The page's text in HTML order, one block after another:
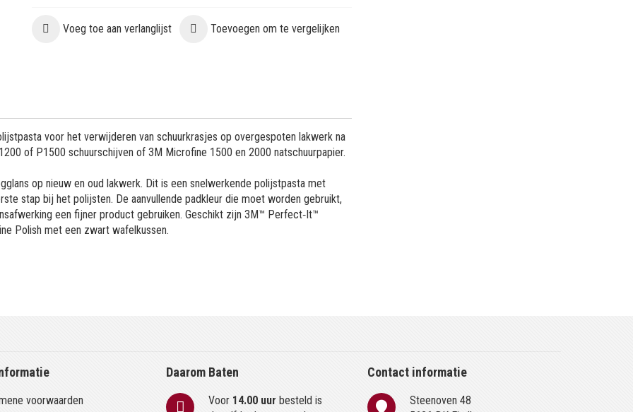
Voeg toe aan verlanglijst Toevoegen om te vergelijken
voor het verwijderen van schuurkrasjes op overgespoten lakwerk na
of P1500 schuurschijven of 3M Microfine 1500 en 2000 natschuurpapier.
op nieuw en oud lakwerk. Dit is een snelwerkende polijstpasta met
stap bij het polijsten. De aanvullende padkleur die moet worden gebruikt,
een fijner product gebruiken. Geschikt zijn 3M™ Perfect‐It™
Polish met een zwart wafelkussen.
voorwaarden
Daarom Baten
Voor 14.00 uur besteld is
Contact informatie
Steenoven 48